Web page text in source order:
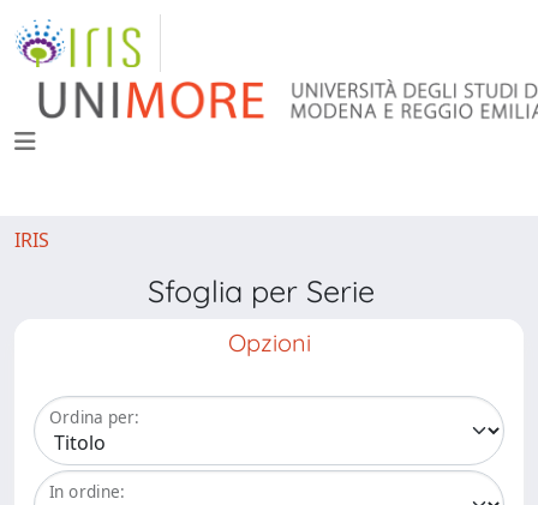
IRIS
Sfoglia per Serie
Opzioni
Ordina per:
In ordine: